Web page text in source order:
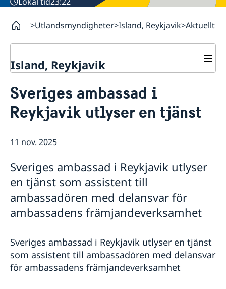
Utlandsmyndigheter Island, Reykjavik Aktuellt
Island, Reykjavik
Föreningar och annat
Om oss
Ambassadens personal
Lediga tjänster
Dataskyddspolicy (GDPR)
Så stöttar vi svenska företag
Team Sweden
Svenska företag på Island
Anmäl handelshinder
Sveriges ambassad i
Reykjavik utlyser en tjänst
11 nov. 2025
Sveriges ambassad i Reykjavik utlyser
en tjänst som assistent till
ambassadören med delansvar för
ambassadens främjandeverksamhet
Sveriges ambassad i Reykjavik utlyser en tjänst
som assistent till ambassadören med delansvar
för ambassadens främjandeverksamhet